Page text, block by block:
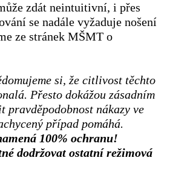
zdát neintuitivní, i přes
se nadále vyžaduje nošení
ze stránek MŠMT o
si, že citlivost těchto
Přesto dokážou zásadním
pravděpodobnost nákazy ve
případ pomáhá.
100% ochranu!
dodržovat ostatní režimová